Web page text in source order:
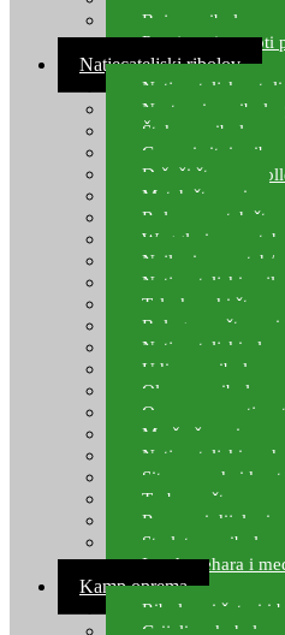
Boje za ribolovnu
Provjereni recepti
Natjecateljski ribolov
Natjecateljske
Nastavci za
Šteke za ribolov
Gume i sitni pribor
Držači štapova
Match štapovi
Role za match
Waggleri za match
Najloni za match/
Natjecateljski
Teleskopski
Bolognese štapovi
Natjecateljski
Udice za ribolov
Olovo za ribolov
Oprema za
Mreže čuvarice za
Natjecateljski
Sito, posude i kante
Torbe za štapove –
Rezervni dijelovi
Starlete za ribolov
Izrada pehara i
Kamp oprema
Ribolovni šatori i